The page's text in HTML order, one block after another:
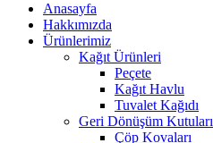
Anasayfa
Hakkımızda
Ürünlerimiz
Kağıt Ürünleri
Peçete
Kağıt Havlu
Tuvalet Kağıdı
Geri Dönüşüm Kutuları
Çöp Kovaları